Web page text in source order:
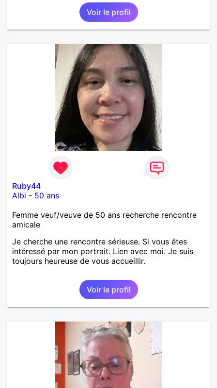
Voir le profil
Ruby44
Albi - 50 ans
Femme veuf/veuve de 50 ans recherche rencontre
amicale
Je cherche une rencontre sérieuse. Si vous êtes
intéressé par mon portrait. Lien avec moi. Je suis
toujours heureuse de vous accueillir.
Voir le profil